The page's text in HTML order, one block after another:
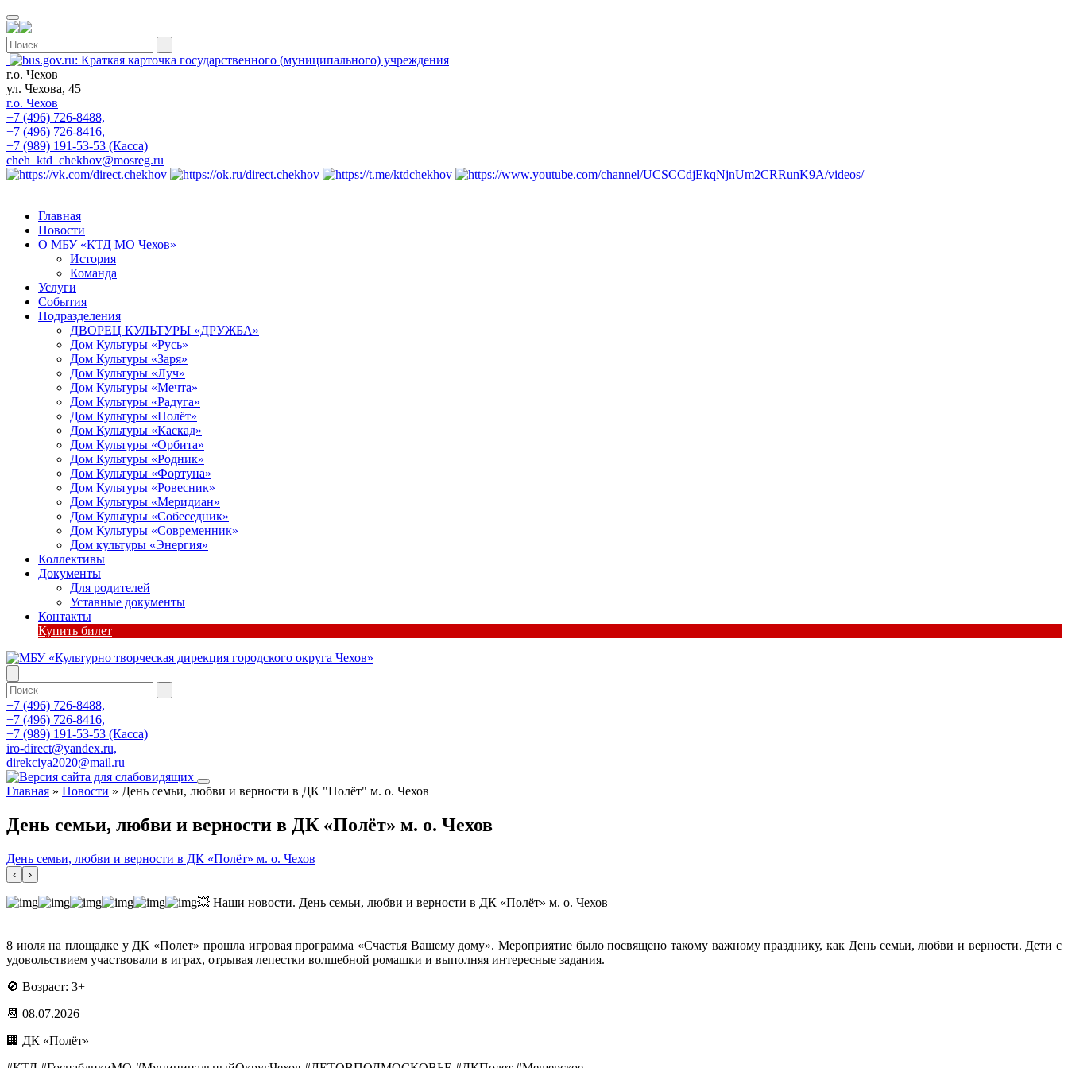
г.о. Чехов
ул. Чехова, 45
г.о. Чехов
+7 (496) 726-8488,
+7 (496) 726-8416,
+7 (989) 191-53-53 (Касса)
cheh_ktd_chekhov@mosreg.ru
Главная
Новости
О МБУ «КТД МО Чехов»
История
Команда
Услуги
События
Подразделения
ДВОРЕЦ КУЛЬТУРЫ «ДРУЖБА»
Дом Культуры «Русь»
Дом Культуры «Заря»
Дом Культуры «Луч»
Дом Культуры «Мечта»
Дом Культуры «Радуга»
Дом Культуры «Полёт»
Дом Культуры «Каскад»
Дом Культуры «Орбита»
Дом Культуры «Родник»
Дом Культуры «Фортуна»
Дом Культуры «Ровесник»
Дом Культуры «Меридиан»
Дом Культуры «Собеседник»
Дом Культуры «Современник»
Дом культуры «Энергия»
Коллективы
Документы
Для родителей
Уставные документы
Контакты
Купить билет
+7 (496) 726-8488,
+7 (496) 726-8416,
+7 (989) 191-53-53 (Касса)
iro-direct@yandex.ru,
direkciya2020@mail.ru
Главная » Новости » День семьи, любви и верности в ДК "Полёт" м. о. Чехов
День семьи, любви и верности в ДК «Полёт» м. о. Чехов
День семьи, любви и верности в ДК «Полёт» м. о. Чехов
‹ ›
💥 Наши новости. День семьи, любви и верности в ДК «Полёт» м. о. Чехов
8 июля на площадке у ДК «Полет» прошла игровая программа «Счастья Вашему дому». Мероприятие было посвящено такому важному празднику, как День семьи, любви и верности. Дети с
удовольствием участвовали в играх, отрывая лепестки волшебной ромашки и выполняя интересные задания.
🚫 Возраст: 3+
📆 08.07.2026
🏢 ДК «Полёт»